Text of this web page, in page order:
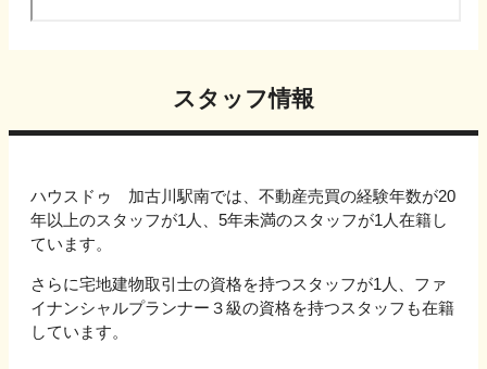
スタッフ情報
ハウスドゥ 加古川駅南では、不動産売買の経験年数が20
年以上のスタッフが1人、5年未満のスタッフが1人在籍し
ています。
さらに宅地建物取引士の資格を持つスタッフが1人、ファ
イナンシャルプランナー３級の資格を持つスタッフも在籍
しています。